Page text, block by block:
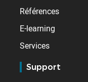
Références
E-learning
Services
Support